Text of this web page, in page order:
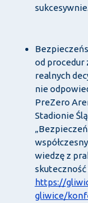
sukcesywnie.
od procedur
realnych
nie
PreZero
Stadionie
wiedzę z
skuteczność
https://
gliwice/